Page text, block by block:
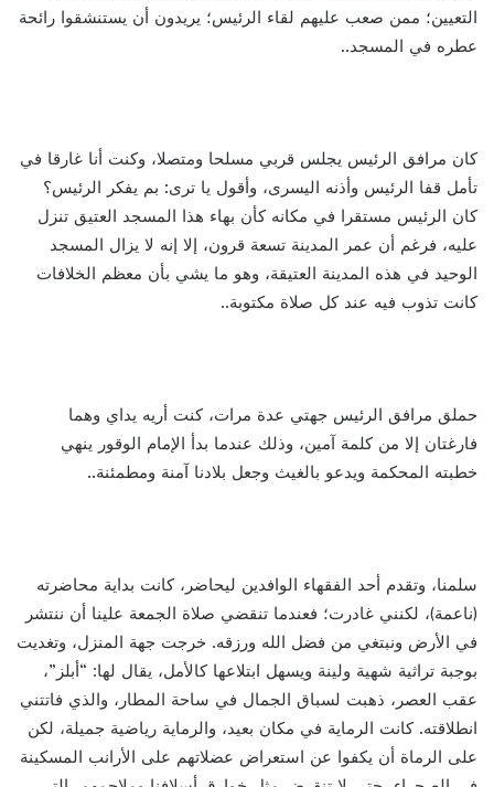
التعيين؛ ممن صعب عليهم لقاء الرئيس؛ يريدون أن يستنشقوا رائحة
عطره في المسجد..
كان مرافق الرئيس يجلس قربي مسلحا ومتصلا، وكنت أنا غارقا في
تأمل قفا الرئيس وأذنه اليسرى، وأقول يا ترى: بم يفكر الرئيس؟
كان الرئيس مستقرا في مكانه كأن بهاء هذا المسجد العتيق تنزل
عليه، فرغم أن عمر المدينة تسعة قرون، إلا إنه لا يزال المسجد
الوحيد في هذه المدينة العتيقة، وهو ما يشي بأن معظم الخلافات
كانت تذوب فيه عند كل صلاة مكتوبة..
حملق مرافق الرئيس جهتي عدة مرات، كنت أريه يداي وهما
فارغتان إلا من كلمة آمين، وذلك عندما بدأ الإمام الوقور ينهي
خطبته المحكمة ويدعو بالغيث وجعل بلادنا آمنة ومطمئنة..
سلمنا، وتقدم أحد الفقهاء الوافدين ليحاضر، كانت بداية محاضرته
(ناعمة)، لكنني غادرت؛ فعندما تنقضي صلاة الجمعة علينا أن ننتشر
في الأرض ونبتغي من فضل الله ورزقه. خرجت جهة المنزل، وتغديت
بوجبة تراثية شهية ولينة ويسهل ابتلاعها كالأمل، يقال لها: “أبلز”،
عقب العصر، ذهبت لسباق الجمال في ساحة المطار، والذي فاتتني
انطلاقته. كانت الرماية في مكان بعيد، والرماية رياضية جميلة، لكن
على الرماة أن يكفوا عن استعراض عضلاتهم على الأرانب المسكينة